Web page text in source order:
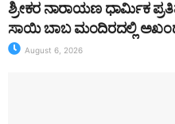
ಶ್ರೀಕರ ನಾರಾಯಣ ಧಾರ್ಮಿಕ
ಸಾಯಿ ಬಾಬ ಮಂದಿರದಲ್ಲಿ
August 6, 2026